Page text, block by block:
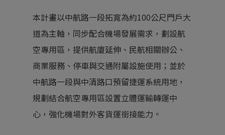
本計畫以中航路一段拓寬為約100公尺門戶大
道為主軸，同步配合機場發展需求，劃設航
空專用區，提供航廈延伸、民航相關辦公、
商業服務、停車與交通附屬設施使用；並於
中航路一段與中清路口預留捷運系統用地，
規劃結合航空專用區設置立體運輸轉運中
心，強化機場對外客貨運銜接能力。